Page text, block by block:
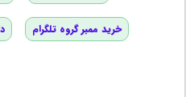
خرید ممبر گروه تلگرام